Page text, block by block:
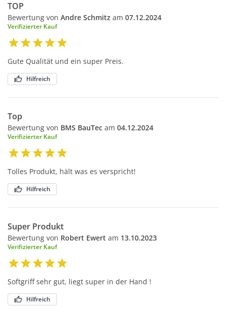
TOP
Bewertung von Andre Schmitz am 07.12.2024
Verifizierter Kauf
Gute Qualität und ein super Preis.
Hilfreich
Top
Bewertung von BMS BauTec am 04.12.2024
Verifizierter Kauf
Tolles Produkt, hält was es verspricht!
Hilfreich
Super Produkt
Bewertung von Robert Ewert am 13.10.2023
Verifizierter Kauf
Softgriff sehr gut, liegt super in der Hand !
Hilfreich